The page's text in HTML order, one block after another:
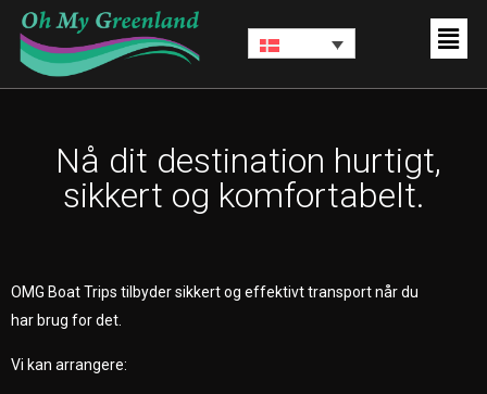
Nå dit destination hurtigt,
sikkert og komfortabelt.
OMG Boat Trips tilbyder sikkert og effektivt transport når du
har brug for det.
Vi kan arrangere: